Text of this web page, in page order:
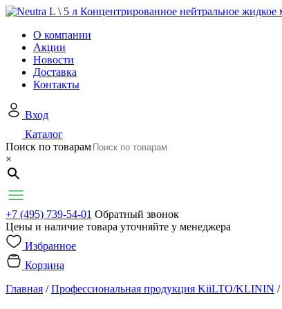
О компании
Акции
Новости
Доставка
Контакты
Вход
Каталог
Поиск по товарам
×
+7 (495) 739-54-01 Обратный звонок
Цены и наличие товара уточняйте у менеджера
Избранное
Корзина
Главная /Профессиональная продукция KiiLTO/KLININ /